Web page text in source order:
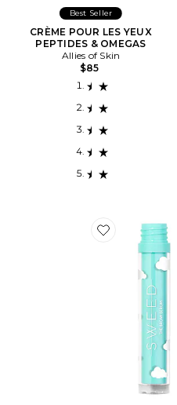
Best Seller
CRÈME POUR LES YEUX
PEPTIDES & OMEGAS
Allies of Skin
$85
Favorite SÉRUM